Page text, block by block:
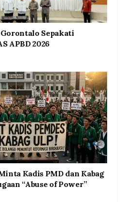
Sepakati
APBD 2026
Kadis PMD dan Kabag
“Abuse of Power”